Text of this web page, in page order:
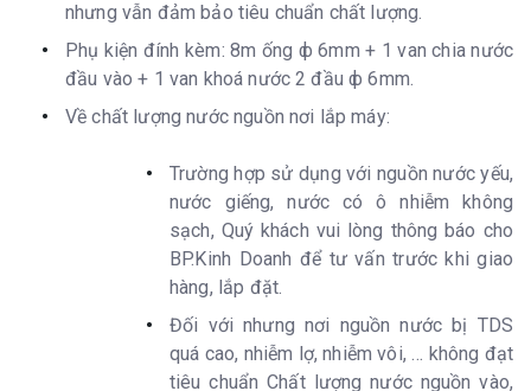
nhưng vẫn đảm bảo tiêu chuẩn chất lượng.
Phụ kiện đính kèm: 8m ống ф 6mm + 1 van chia nước
đầu vào + 1 van khoá nước 2 đầu ф 6mm.
Về chất lượng nước nguồn nơi lắp máy:
Trường hợp sử dụng với nguồn nước yếu,
nước giếng, nước có ô nhiễm không
sạch, Quý khách vui lòng thông báo cho
BP.Kinh Doanh để tư vấn trước khi giao
hàng, lắp đặt.
Đối với nhưng nơi nguồn nước bị TDS
quá cao, nhiễm lợ, nhiễm vôi, … không đạt
tiêu chuẩn Chất lượng nước nguồn vào,